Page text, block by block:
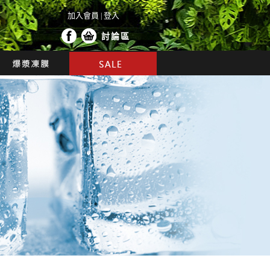
加入會員 登入
討論區